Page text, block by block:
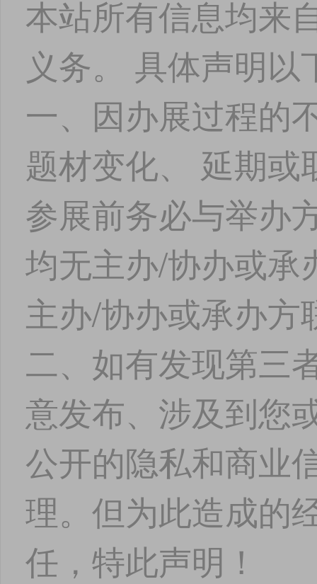
本站所有信息均来
义务。 具体声明以
一、因办展过程的
题材变化、 延期
参展前务必与举办
均无主办/协办或承
主办/协办或承办
二、如有发现第三
意发布、涉及到您
公开的隐私和商业
理。但为此造成的
任，特此声明！